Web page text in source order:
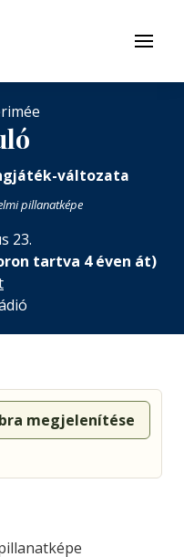
Menü
változata
pillanatképe
23.
tartva 4 éven át)
megjelenítése